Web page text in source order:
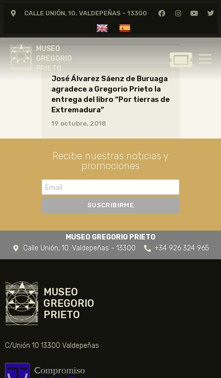
CALLE UNIÓN, 10. VALDEPEÑAS - 13300
MUSEO
GREGORIO
PRIETO
MUSEO
GREGORIO
GREGORIO PRIETO
MUSEO
ARCHIVO
CERTAMEN DE DIBUJO
TIENDA
José Álvarez Sáenz de Buruaga
agradece a Gregorio Prieto la
entrega del libro “Por tierras de
Extremadura”
19 octubre, 2018
Recibe nuestras noticias y
promociones
MUSEO GREGORIO PRIETO
Calle Unión, 10. Valdepeñas - 13300
+34 926 324 965
MUSEO
GREGORIO
PRIETO
C/Unión 10 13300 Valdepeñas